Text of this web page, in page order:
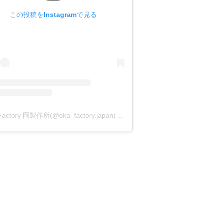
この投稿をInstagramで見る